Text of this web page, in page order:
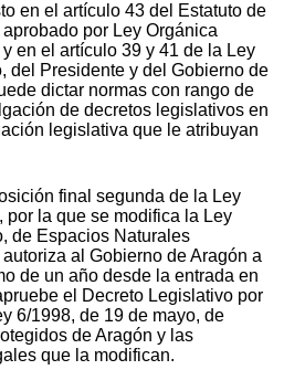
en el artículo 43 del Estatuto de
por Ley Orgánica
en el artículo 39 y 41 de la Ley
del Presidente y del Gobierno de
dictar normas con rango de
de decretos legislativos en
legislativa que le atribuyan
final segunda de la Ley
por la que se modifica la Ley
de Espacios Naturales
al Gobierno de Aragón a
de un año desde la entrada en
el Decreto Legislativo por
6/1998, de 19 de mayo, de
de Aragón y las
que la modifican.